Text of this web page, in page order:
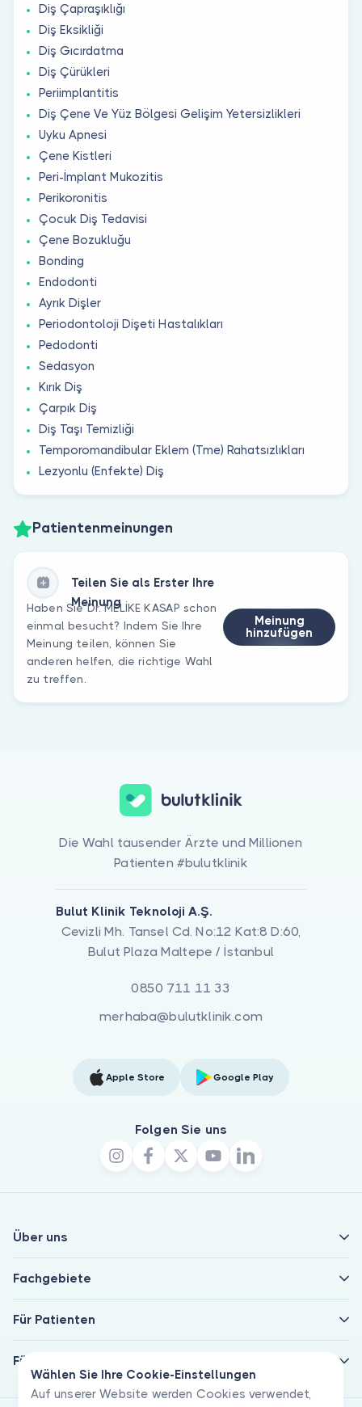
Diş Çapraşıklığı
Diş Eksikliği
Diş Gıcırdatma
Diş Çürükleri
Periimplantitis
Diş Çene Ve Yüz Bölgesi Gelişim Yetersizlikleri
Uyku Apnesi
Çene Kistleri
Peri-İmplant Mukozitis
Perikoronitis
Çocuk Diş Tedavisi
Çene Bozukluğu
Bonding
Endodonti
Ayrık Dişler
Periodontoloji Dişeti Hastalıkları
Pedodonti
Sedasyon
Kırık Diş
Çarpık Diş
Diş Taşı Temizliği
Temporomandibular Eklem (Tme) Rahatsızlıkları
Lezyonlu (Enfekte) Diş
Patientenmeinungen
Teilen Sie als Erster Ihre
Meinung
Haben Sie Dr. MELİKE KASAP schon
einmal besucht? Indem Sie Ihre
Meinung teilen, können Sie
anderen helfen, die richtige Wahl
zu treffen.
Meinung
hinzufügen
Wählen Sie Ihre Cookie-Einstellungen
Auf unserer Website werden Cookies verwendet,
Die Wahl tausender Ärzte und Millionen
Patienten #bulutklinik
Bulut Klinik Teknoloji A.Ş.
Cevizli Mh. Tansel Cd. No:12 Kat:8 D:60,
Bulut Plaza Maltepe / İstanbul
0850 711 11 33
merhaba@bulutklinik.com
Apple Store Google Play
Folgen Sie uns
Über uns
Fachgebiete
Für Patienten
Für Ärzte